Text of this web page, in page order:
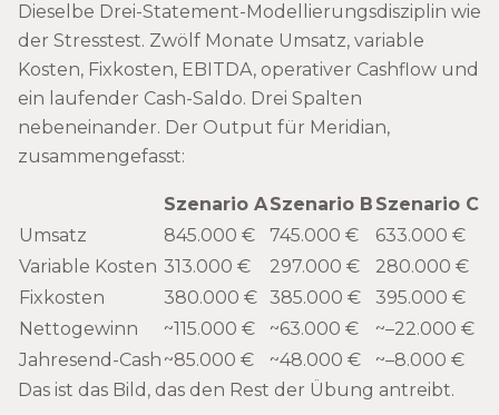
Dieselbe Drei-Statement-Modellierungsdisziplin wie
der Stresstest. Zwölf Monate Umsatz, variable
Kosten, Fixkosten, EBITDA, operativer Cashflow und
ein laufender Cash-Saldo. Drei Spalten
nebeneinander. Der Output für Meridian,
zusammengefasst:
Szenario ASzenario B Szenario C
Umsatz
845.000 € 745.000 €
633.000 €
Variable Kosten 313.000 € 297.000 €
280.000 €
Fixkosten
380.000 € 385.000 €
395.000 €
Nettogewinn
~115.000 € ~63.000 €
~–22.000 €
Jahresend-Cash ~85.000 € ~48.000 €
~–8.000 €
Das ist das Bild, das den Rest der Übung antreibt.